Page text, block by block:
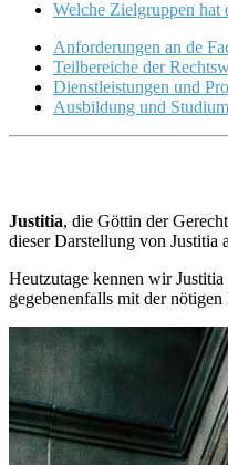
Welche Zielgruppen hat
Anforderungen an de
Teilbereiche der
Dienstleistungen und
Ausbildung und Studium
Justitia, die Göttin der
dieser Darstellung von Justitia
Heutzutage kennen wir
gegebenenfalls mit der nötigen